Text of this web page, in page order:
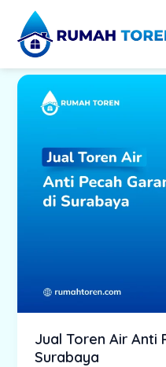
content
Jual Toren Air Anti
Surabaya